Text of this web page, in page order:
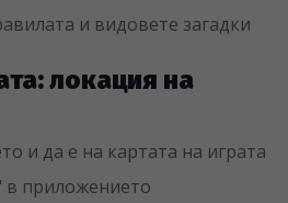
и видовете загадки
локация на
и да е на картата на играта
в приложението